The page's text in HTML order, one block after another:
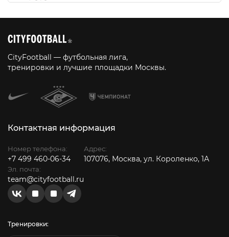
CityFootball — футбольная лига,
тренировки и лучшие площадки Москвы.
Контактная информация
Номер телефона:
+7 499 460-06-34
Эл. почта:
team@cityfootball.ru
Адрес:
107076, Москва, ул. Короленко, 1А
Тренировки: